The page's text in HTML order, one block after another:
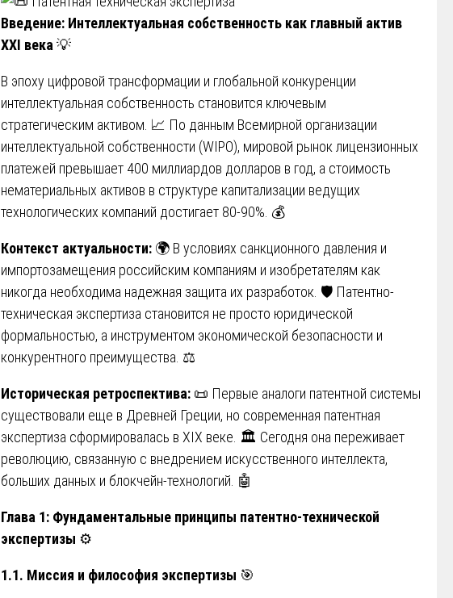
Введение: Интеллектуальная собственность как главный актив
XXI века 💡
В эпоху цифровой трансформации и глобальной конкуренции
интеллектуальная собственность становится ключевым
стратегическим активом. 📈 По данным Всемирной организации
интеллектуальной собственности (WIPO), мировой рынок лицензионных
платежей превышает 400 миллиардов долларов в год, а стоимость
нематериальных активов в структуре капитализации ведущих
технологических компаний достигает 80-90%. 💰
Контекст актуальности: 🌍 В условиях санкционного давления и
импортозамещения российским компаниям и изобретателям как
никогда необходима надежная защита их разработок. 🛡️ Патентно-
техническая экспертиза становится не просто юридической
формальностью, а инструментом экономической безопасности и
конкурентного преимущества. ⚖️
Историческая ретроспектива: 📜 Первые аналоги патентной системы
существовали еще в Древней Греции, но современная патентная
экспертиза сформировалась в XIX веке. 🏛️ Сегодня она переживает
революцию, связанную с внедрением искусственного интеллекта,
больших данных и блокчейн-технологий. 🤖
Глава 1: Фундаментальные принципы патентно-технической
экспертизы ⚙️
1.1. Миссия и философия экспертизы 🎯